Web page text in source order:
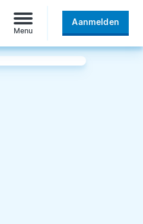
Menu
Aanmelden